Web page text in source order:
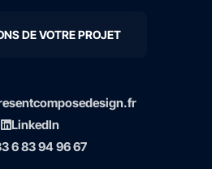
DE VOTRE PROJET
LinkedIn
6 83 94 96 67